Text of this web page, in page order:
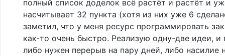
полный список доделок всё растёт и растёт и
насчитывает 32 пункта (хотя из них уже 6
заметил, что у меня ресурс программировать
как-то очень быстро. Реализую одну-две идеи,
либо нужен перерыв на пару дней, либо насилие